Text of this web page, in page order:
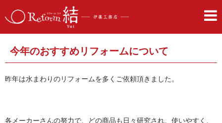
今年のおすすめリフォームについて
昨年は水まわりのリフォームを多くご依頼頂きました。
各メーカーさんの努力で、どの商品も日々研究され、使いやすく、